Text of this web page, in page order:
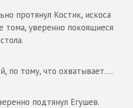
протянул Костик, искоса
тома, уверенно покоящиеся
по тому, что охватывает….
подтянул Егушев.